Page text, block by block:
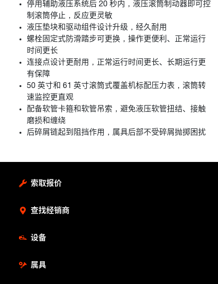
停用辅助液压系统后 20 秒内，液压滚筒制动器即可控
制滚筒停止，反应更灵敏
液压垫块和驱动组件设计升级，经久耐用
螺栓固定式防滑踏步可更换，操作更便利、正常运行
时间更长
连接点设计更耐用，正常运行时间更长、长期运行更
有保障
50 英寸和 61 英寸滚筒式覆盖机标配压力表，滚筒转
速监控更直观
配备软管卡箍和软管吊索，避免液压软管扭结、接触
磨损和缠绕
后碎屑链起到阻挡作用，属具后部不受碎屑抛掷困扰
索取报价
查找经销商
设备
属具